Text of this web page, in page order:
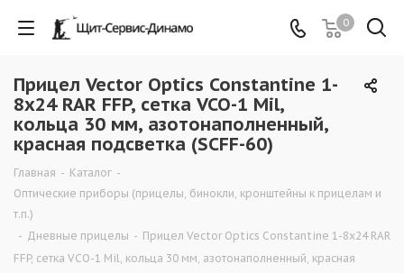
0
Прицел Vector Optics Constantine 1-
8x24 RAR FFP, сетка VCO-1 Mil,
кольца 30 мм, азотонаполненный,
красная подсветка (SCFF-60)
Главная - Каталог -
Оптические приборы (прицелы, бинокли, кронштейны к прицелам и
т.п.)
- Дневные прицелы - Прицел Vector Optics Constantine 1-8x24 RAR
FFP, сетка VCO-1 Mil, кольца 30 мм, азотонаполненный, красная